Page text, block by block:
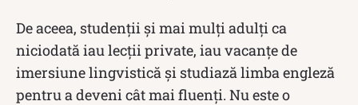
De aceea, studenții și mai mulți adulți ca
niciodată iau lecții private, iau vacanțe de
imersiune lingvistică și studiază limba engleză
pentru a deveni cât mai fluenți. Nu este o